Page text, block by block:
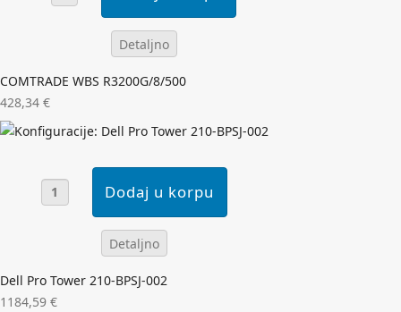
Detaljno
COMTRADE WBS R3200G/8/500
428,34 €
Detaljno
Dell Pro Tower 210-BPSJ-002
1184,59 €